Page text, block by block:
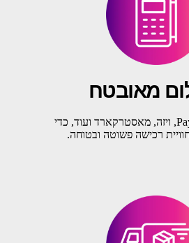
מאובטח
אנו מקבלים PayPal, ויזה, מאסטרקארד ועוד, כדי
רכישה פשוטה ובטוחה.